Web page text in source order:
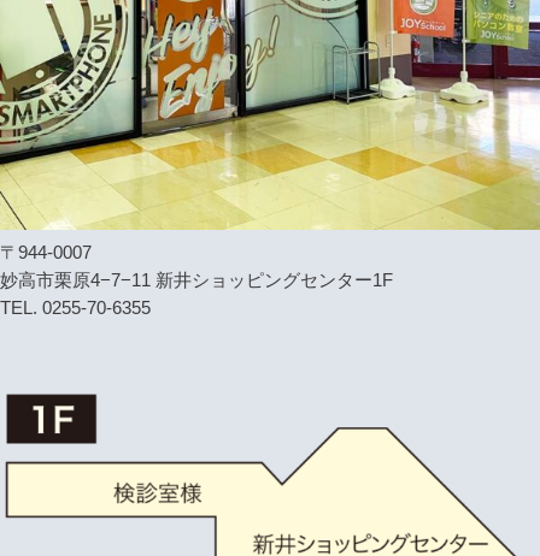
〒944-0007
妙高市栗原4−7−11 新井ショッピングセンター1F
TEL. 0255-70-6355